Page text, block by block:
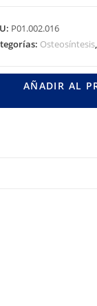
P01.002.016
Osteosíntesis,
AÑADIR AL